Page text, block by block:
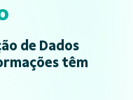
de Dados
têm